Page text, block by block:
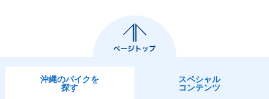
沖縄のバイクを
探す
スペシャル
コンテンツ